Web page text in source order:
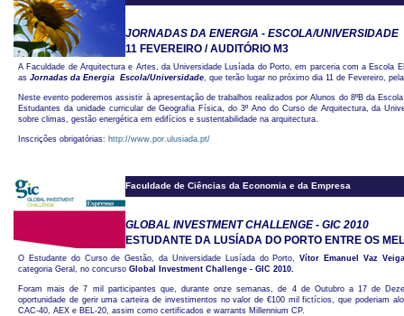
JORNADAS DA ENERGIA - ESCOLA/UNIVERSIDADE
11 FEVEREIRO / AUDITÓRIO M3
A Faculdade de Arquitectura e Artes, da Universidade Lusíada do Porto, em parceria com a Escola
as Jornadas da Energia  Escola/Universidade, que terão lugar no próximo dia 11 de Fevereiro,
Neste evento poderemos assistir à apresentação de trabalhos realizados por Alunos do 8ºB da
Estudantes da unidade curricular de Geografia Física, do 3º Ano do Curso de Arquitectura, da
sobre climas, gestão energética em edifícios e sustentabilidade na arquitectura.
Inscrições obrigatórias: http://www.por.ulusiada.pt/
Faculdade de Ciências da Economia e da Empresa
GLOBAL INVESTMENT CHALLENGE - GIC 2010
ESTUDANTE DA LUSÍADA DO PORTO ENTRE OS
O Estudante do Curso de Gestão, da Universidade Lusíada do Porto,Vítor Emanuel Vaz Veiga
categoria Geral, no concurso Global Investment Challenge - GIC 2010.
Foram mais de 7 mil participantes que, durante onze semanas, de 4 de Outubro a 17 de
oportunidade de gerir uma carteira de investimentos no valor de €100 mil fictícios, que poderiam
CAC-40, AEX e BEL-20, assim como certificados e warrants Millennium CP.